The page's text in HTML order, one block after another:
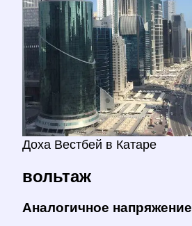
Доха Вестбей в Катаре
вольтаж
Аналогичное напряжение